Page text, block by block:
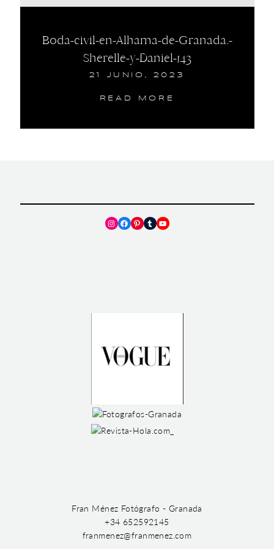
Boda-civil-en-Alhama-de-Granada.-
Sherelle-y-Daniel-143
21 JUNIO, 2023
READ MORE
Instagram
Facebook
Pinterest
TumblrYouTube
Fran Ménez Fotógrafo - Granada
+34 652592145
franmenez@franmenez.com